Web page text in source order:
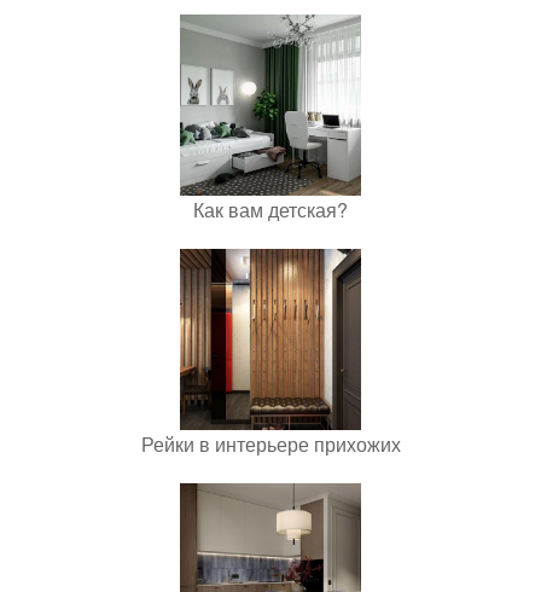
Как вам детская?
Рейки в интерьере прихожих